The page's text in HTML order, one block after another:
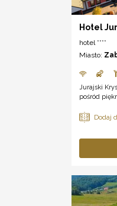
Hotel
hotel ****
Miasto:
Jurajski
pośród